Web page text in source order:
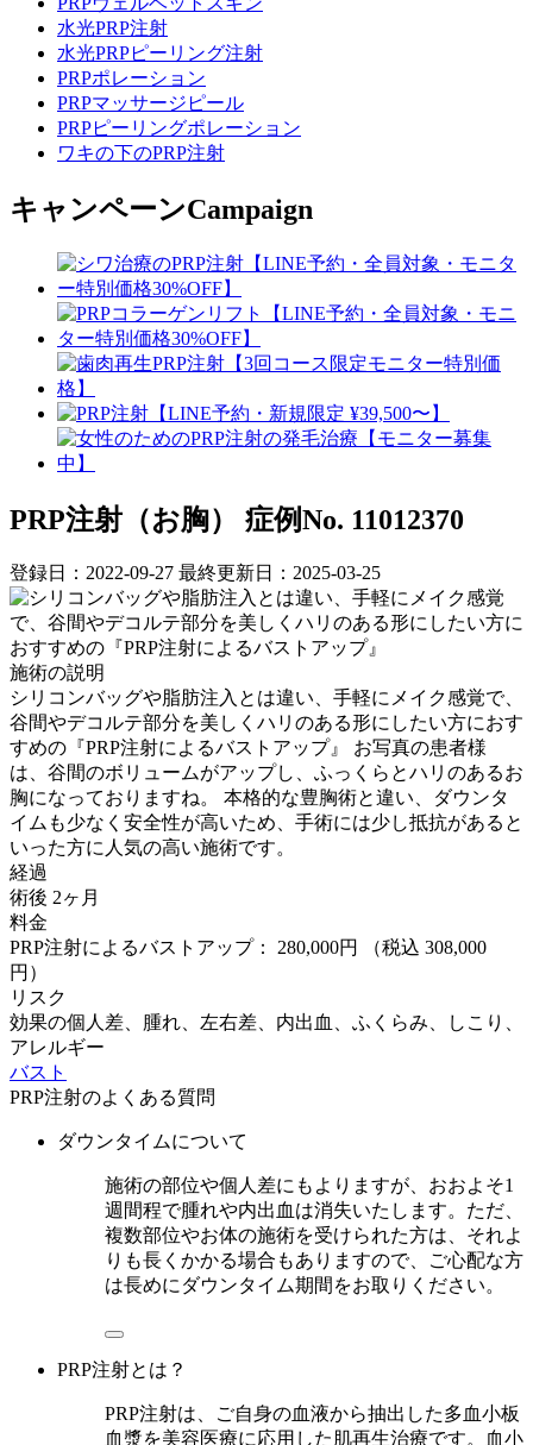
水光PRP注射
水光PRPピーリング注射
PRPポレーション
PRPマッサージピール
PRPピーリングポレーション
ワキの下のPRP注射
キャンペーンCampaign
PRP注射（お胸） 症例No. 11012370
登録日：2022-09-27 最終更新日：2025-03-25
施術の説明
シリコンバッグや脂肪注入とは違い、手軽にメイク感覚で、
谷間やデコルテ部分を美しくハリのある形にしたい方におす
すめの『PRP注射によるバストアップ』 ⁡お写真の患者様
は、谷間のボリュームがアップし、ふっくらとハリのあるお
胸になっておりますね。 ⁡本格的な豊胸術と違い、ダウンタ
イムも少なく安全性が高いため、手術には少し抵抗があると
いった方に人気の高い施術です。
経過
術後 2ヶ月
料金
PRP注射によるバストアップ： 280,000円
（税込 308,000
円）
リスク
効果の個人差、腫れ、左右差、内出血、ふくらみ、しこり、
アレルギー
バスト
PRP注射のよくある質問
ダウンタイムについて
施術の部位や個人差にもよりますが、おおよそ1
週間程で腫れや内出血は消失いたします。ただ、
複数部位やお体の施術を受けられた方は、それよ
りも長くかかる場合もありますので、ご心配な方
は長めにダウンタイム期間をお取りください。
PRP注射とは？
PRP注射は、ご自身の血液から抽出した多血小板
血漿を美容医療に応用した肌再生治療です。血小